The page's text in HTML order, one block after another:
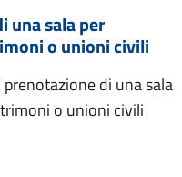
una sala per
o unioni civili
di una sala
o unioni civili